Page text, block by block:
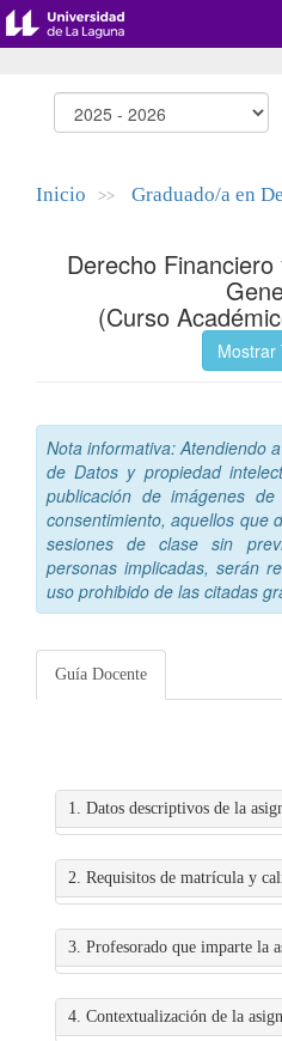
Inicio >> Graduado/a en
Derecho
(Curso
Mostrar
Nota informativa: Atendiendo
de Datos y propiedad
publicación de imágenes
consentimiento, aquellos que
sesiones de clase sin
personas implicadas, serán
uso prohibido de las citadas
Guía Docente
1. Datos descriptivos de la
2. Requisitos de matrícula y
3. Profesorado que imparte la
4. Contextualización de la